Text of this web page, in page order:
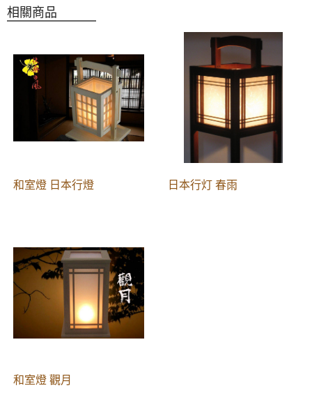
相關商品
和室燈 日本行燈 日本行灯 春雨
和室燈 觀月